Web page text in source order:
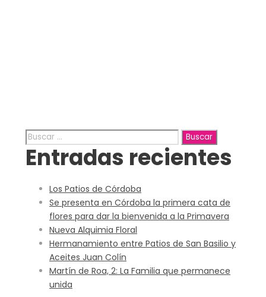
Buscar:
Entradas recientes
Los Patios de Córdoba
Se presenta en Córdoba la primera cata de
flores para dar la bienvenida a la Primavera
Nueva Alquimia Floral
Hermanamiento entre Patios de San Basilio y
Aceites Juan Colín
Martín de Roa, 2: La Familia que permanece
unida